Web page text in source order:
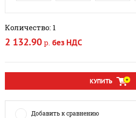
Количество: 1
2 132.90 р. без НДС
КУПИТЬ
Добавить к сравнению